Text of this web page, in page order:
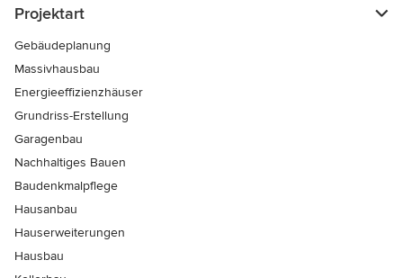
Projektart
Gebäudeplanung
Massivhausbau
Energieeffizienzhäuser
Grundriss-Erstellung
Garagenbau
Nachhaltiges Bauen
Baudenkmalpflege
Hausanbau
Hauserweiterungen
Hausbau